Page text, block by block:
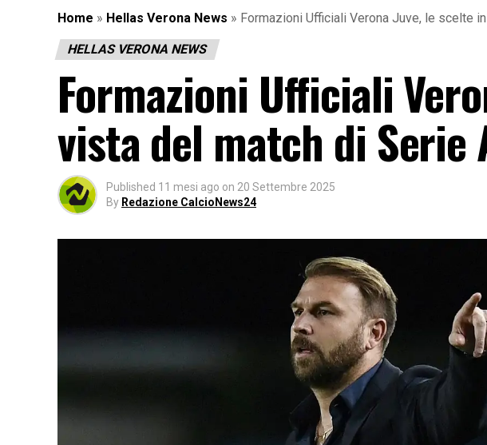
Home » Hellas Verona News » Formazioni Ufficiali Verona Juve, le scelte
HELLAS VERONA NEWS
Formazioni Ufficiali
vista del match di Serie
Published 11 mesi ago on 20 Settembre 2025
By Redazione CalcioNews24